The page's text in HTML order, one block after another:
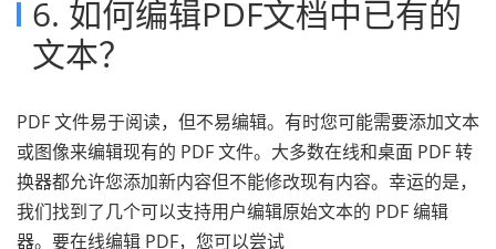
6. 如何编辑PDF文档中已有的
文本？
PDF 文件易于阅读，但不易编辑。有时您可能需要添加文本
或图像来编辑现有的 PDF 文件。大多数在线和桌面 PDF 转
换器都允许您添加新内容但不能修改现有内容。幸运的是，
我们找到了几个可以支持用户编辑原始文本的 PDF 编辑
器。要在线编辑 PDF，您可以尝试